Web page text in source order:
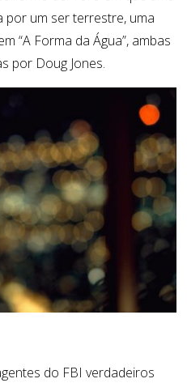
por um ser terrestre, uma
“A Forma da Água”, ambas
por Doug Jones.
do FBI verdadeiros